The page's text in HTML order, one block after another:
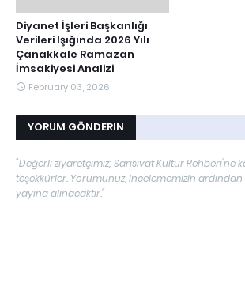
Diyanet İşleri Başkanlığı
Verileri Işığında 2026 Yılı
Çanakkale Ramazan
İmsakiyesi Analizi
February 03, 2026
YORUM GÖNDERIN
"Değerli ziyaretçimiz; Sarısıvat Kültür Rehberi'ne
teşekkürler. Yorumunuz, incelememizin ardından
yayına alınacaktır."